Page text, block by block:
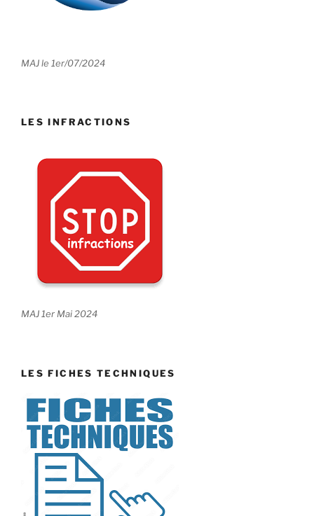
MAJ le 1er/07/2024
LES INFRACTIONS
MAJ 1er Mai 2024
LES FICHES TECHNIQUES